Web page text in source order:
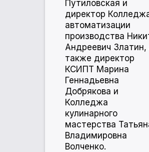
Путиловская и
директор
автоматизации
производства
Андреевич Златин,
также директор
КСИПТ Марина
Геннадьевна
Добрякова и
Колледжа
кулинарного
мастерства
Владимировна
Волченко.